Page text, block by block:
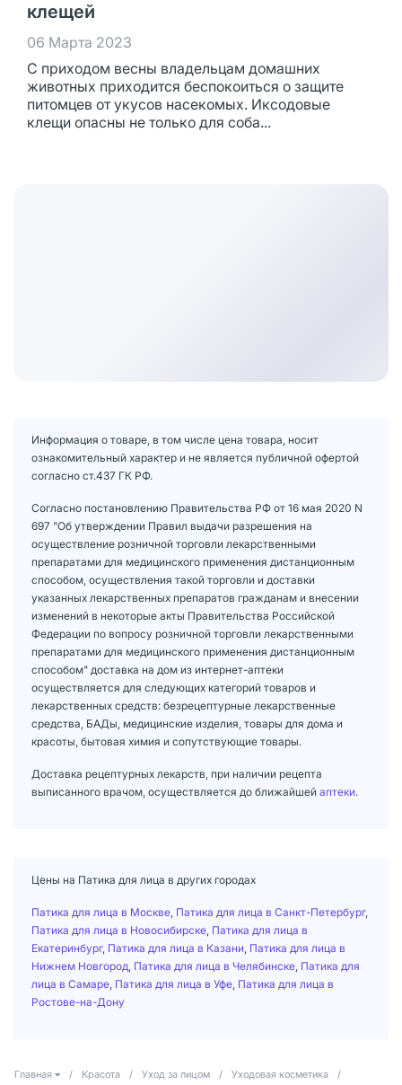
клещей
06 Марта 2023
С приходом весны владельцам домашних
животных приходится беспокоиться о защите
питомцев от укусов насекомых. Иксодовые
клещи опасны не только для соба...
Информация о товаре, в том числе цена товара, носит
ознакомительный характер и не является публичной офертой
согласно ст.437 ГК РФ.
Согласно постановлению Правительства РФ от 16 мая 2020 N
697 "Об утверждении Правил выдачи разрешения на
осуществление розничной торговли лекарственными
препаратами для медицинского применения дистанционным
способом, осуществления такой торговли и доставки
указанных лекарственных препаратов гражданам и внесении
изменений в некоторые акты Правительства Российской
Федерации по вопросу розничной торговли лекарственными
препаратами для медицинского применения дистанционным
способом" доставка на дом из интернет-аптеки
осуществляется для следующих категорий товаров и
лекарственных средств: безрецептурные лекарственные
средства, БАДы, медицинские изделия, товары для дома и
красоты, бытовая химия и сопутствующие товары.
Доставка рецептурных лекарств, при наличии рецепта
выписанного врачом, осуществляется до ближайшей аптеки.
Цены на Патика для лица в других городах
Патика для лица в Москве Патика для лица в Санкт-Петербург,
Патика для лица в Новосибирске Патика для лица в
Екатеринбург, Патика для лица в Казани Патика для лица в
Нижнем Новгород Патика для лица в Челябинске Патика для
лица в Самаре Патика для лица в Уфе Патика для лица в
Ростове-на-Дону
Главная / Красота / Уход за лицом / Уходовая косметика
/